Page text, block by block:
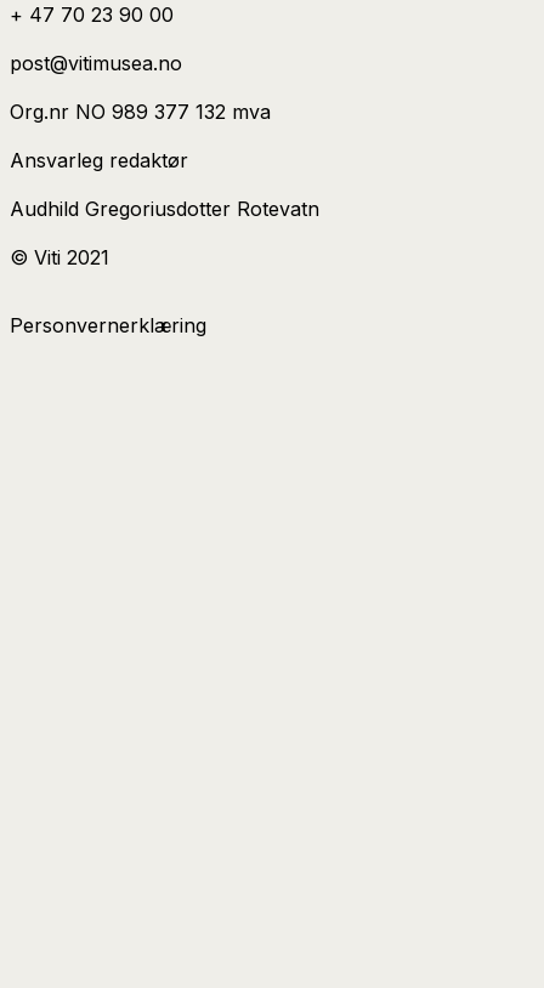
+ 47 70 23 90 00
post@vitimusea.no
Org.nr NO 989 377 132 mva
Ansvarleg redaktør
Audhild Gregoriusdotter Rotevatn
© Viti 2021
Personvernerklæring